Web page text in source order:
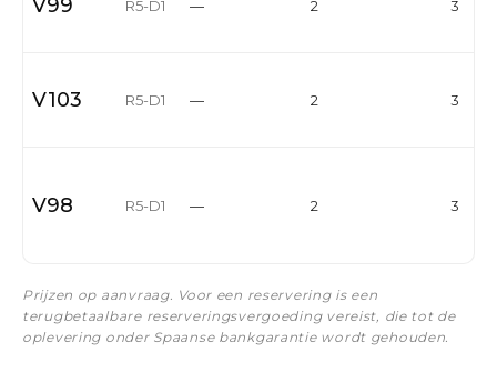
V99 R5-D1 — 2 3
V103 R5-D1 — 2 3
V98 R5-D1 — 2 3
Prijzen op aanvraag. Voor een reservering is een
terugbetaalbare reserveringsvergoeding vereist, die tot de
oplevering onder Spaanse bankgarantie wordt gehouden.